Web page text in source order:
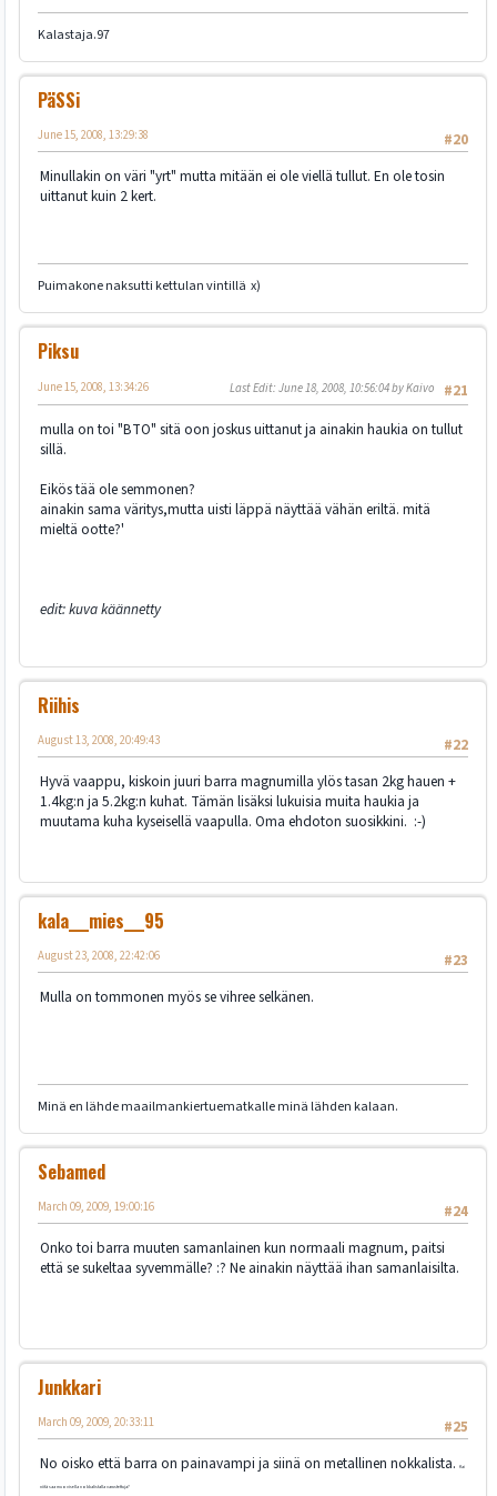
Kalastaja.97
PäSSi
#20
June 15, 2008, 13:29:38
Minullakin on väri "yrt" mutta mitään ei ole viellä tullut. En ole tosin
uittanut kuin 2 kert.
Puimakone naksutti kettulan vintillä x)
Piksu
#21
June 15, 2008, 13:34:26 Last Edit: June 18, 2008, 10:56:04 by Kaivo
mulla on toi "BTO" sitä oon joskus uittanut ja ainakin haukia on tullut
sillä.
Eikös tää ole semmonen?
ainakin sama väritys,mutta uisti läppä näyttää vähän eriltä. mitä
mieltä ootte?'
edit: kuva käännetty
Riihis
#22
August 13, 2008, 20:49:43
Hyvä vaappu, kiskoin juuri barra magnumilla ylös tasan 2kg hauen +
1.4kg:n ja 5.2kg:n kuhat. Tämän lisäksi lukuisia muita haukia ja
muutama kuha kyseisellä vaapulla. Oma ehdoton suosikkini. :-)
kala___mies___95
#23
August 23, 2008, 22:42:06
Mulla on tommonen myös se vihree selkänen.
Minä en lähde maailmankiertuematkalle minä lähden kalaan.
Sebamed
#24
March 09, 2009, 19:00:16
Onko toi barra muuten samanlainen kun normaali magnum, paitsi
että se sukeltaa syvemmälle? :? Ne ainakin näyttää ihan samanlaisilta.
Junkkari
#25
March 09, 2009, 20:33:11
No oisko että barra on painavampi ja siinä on metallinen nokkalista. Kai
niitä saa muovisella nokkalistalla varustettuja?